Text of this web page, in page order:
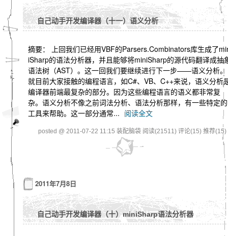
自己动手开发编译器（十一）语义分析
摘要： 上回我们已经用VBF的Parsers.Combinators库生成了
iSharp的语法分析器，并且能够将miniSharp的源代码翻译成抽
语法树（AST）。这一回我们要继续进行下一步——语义分析。
就目前大家接触的编程语言，如C#、VB、C++来说，语义分析
编译器前端最复杂的部分。因为这些编程语言的语义都非常复
杂。语义分析不像之前词法分析、语法分析那样，有一些特定的
工具来帮助。这一部分通常... 阅读全文
posted @ 2011-07-22 11:15 装配脑袋 阅读(21511) 评论(15) 推荐(15)
2011年7月8日
自己动手开发编译器（十）miniSharp语法分析器